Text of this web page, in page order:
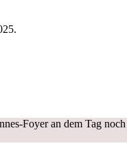
Foyer an dem Tag